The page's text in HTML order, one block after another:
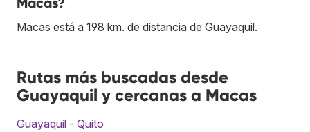
Macas está a 198 km. de distancia de Guayaquil.
Rutas más buscadas desde
Guayaquil y cercanas a Macas
Guayaquil - Quito